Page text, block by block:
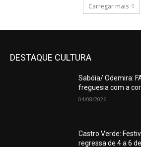
Carregar mais
DESTAQUE CULTURA
Sabóia/ Odemira:
freguesia com a
04/08/2026
Castro Verde:
regressa de 4 a 6